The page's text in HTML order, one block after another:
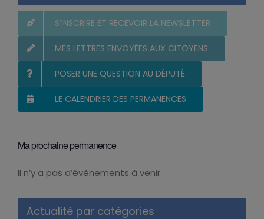
S’INSCRIRE ET RECEVOIR LA NEWSLETTER
MES LETTRES ENVOYÉES AUX CITOYENS
POSER UNE QUESTION AU DÉPUTÉ
LE CALENDRIER DES PERMANENCES
Ma prochaine permanence
Notice
Il n’y a pas d’évènements à venir.
Actualité par catégories